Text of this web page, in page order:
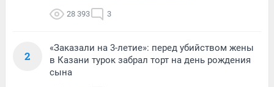
28 393 3
2
«Заказали на 3-летие»: перед убийством жены
в Казани турок забрал торт на день рождения
сына